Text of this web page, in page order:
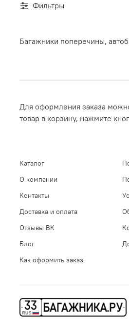
Фильтры
Багажники поперечины,
Для оформления заказа
товар в корзину, нажмите
Каталог
О компании
Контакты
Доставка и оплата
Отзывы ВК
Блог
Как оформить заказ